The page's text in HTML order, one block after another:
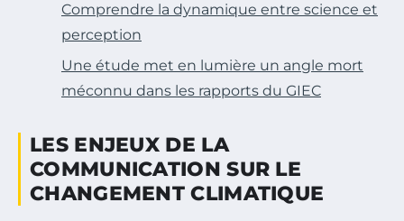
Comprendre la dynamique entre science et
perception
Une étude met en lumière un angle mort
méconnu dans les rapports du GIEC
LES ENJEUX DE LA
COMMUNICATION SUR LE
CHANGEMENT CLIMATIQUE